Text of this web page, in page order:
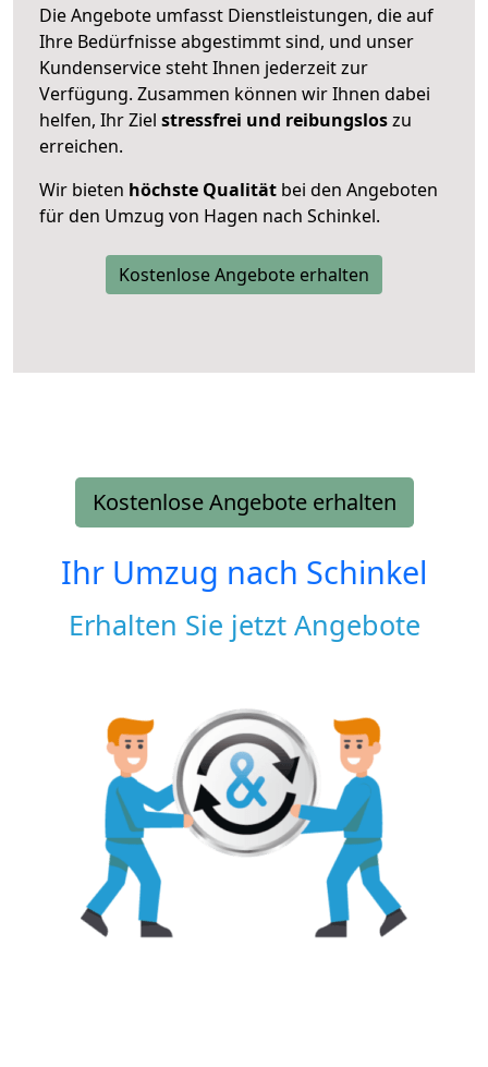
Die Angebote umfasst Dienstleistungen, die auf
Ihre Bedürfnisse abgestimmt sind, und unser
Kundenservice steht Ihnen jederzeit zur
Verfügung. Zusammen können wir Ihnen dabei
helfen, Ihr Ziel stressfrei und reibungsloszu
erreichen.
Wir bieten höchste Qualität bei den Angeboten
für den Umzug von Hagen nach Schinkel.
Kostenlose Angebote erhalten
Kostenlose Angebote erhalten
Ihr Umzug nach Schinkel
Erhalten Sie jetzt Angebote